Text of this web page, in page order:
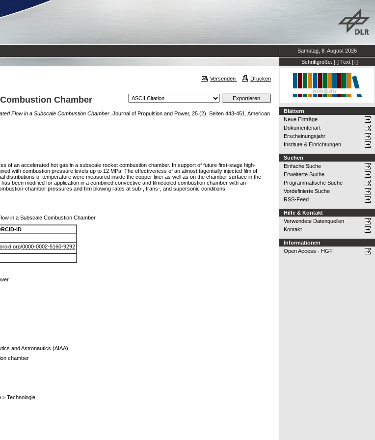
Samstag, 8. August 2026
Schriftgröße: [-] Text [+]
Versenden Drucken
Chamber
Flow in a Subscale Combustion Chamber. Journal of Propulsion and Power, 25 (2), Seiten 443-451. American
of an accelerated hot gas in a subscale rocket combustion chamber. In support of future first-stage high-
with combustion pressure levels up to 12 MPa. The effectiveness of an almost tagentially injected film of
distributions of temperature were measured inside the copper liner as well as on the chamber surface in the
been modified for application in a combined convective and filmcooled combustion chamber with an
chamber pressures and film blowing rates at sub-, trans-, and supersonic conditions.
in a Subscale Combustion Chamber
iD
0000-0002-5160-9292
and Astronautics (AIAA)
chamber
> Technologie
Blättern
Neue Einträge
Dokumentenart
Erscheinungsjahr
Institute & Einrichtungen
Suchen
Einfache Suche
Erweiterte Suche
Programmatische Suche
Vordefinierte Suche
RSS-Feed
Hilfe & Kontakt
Verwendete Datenquellen
Kontakt
Informationen
Open Access - HGF